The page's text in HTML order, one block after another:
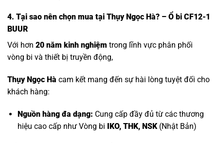
4. Tại sao nên chọn mua tại Thụy Ngọc Hà? – Ổ bi CF12-1
BUUR
Với hơn 20 năm kinh nghiệm trong lĩnh vực phân phối
vòng bi và thiết bị truyền động,
Thụy Ngọc Hà cam kết mang đến sự hài lòng tuyệt đối cho
khách hàng:
Nguồn hàng đa dạng: Cung cấp đầy đủ từ các thương
hiệu cao cấp nhưVòng bi IKO, THK, NSK(Nhật Bản)